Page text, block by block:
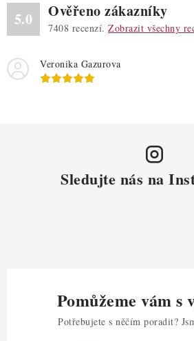
5.0 Ověřeno zákazníky
7408 recenzí. Zobrazit všechny
Veronika Gazurova
Sledujte nás na
Pomůžeme vám s
Potřebujete s něčím poradit?